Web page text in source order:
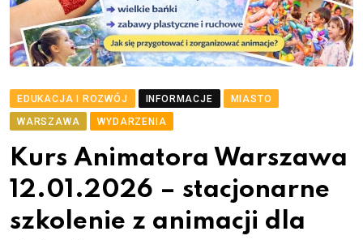
EDUKACJA I ROZWÓJ INFORMACJE
MIASTO
WARSZAWA
WYDARZENIA
Kurs Animatora Warszawa
12.01.2026 – stacjonarne
szkolenie z animacji dla